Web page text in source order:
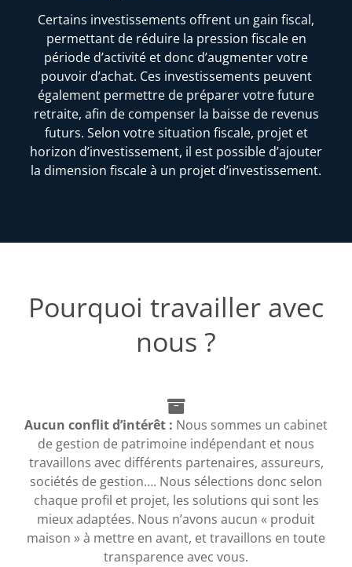
Certains investissements offrent un gain fiscal,
permettant de réduire la pression fiscale en
période d’activité et donc d’augmenter votre
pouvoir d’achat. Ces investissements peuvent
également permettre de préparer votre future
retraite, afin de compenser la baisse de revenus
futurs. Selon votre situation fiscale, projet et
horizon d’investissement, il est possible d’ajouter
la dimension fiscale à un projet d’investissement.
Pourquoi travailler avec
nous ?
Aucun conflit d’intérêt : Nous sommes un cabinet
de gestion de patrimoine indépendant et nous
travaillons avec différents partenaires, assureurs,
sociétés de gestion…. Nous sélections donc selon
chaque profil et projet, les solutions qui sont les
mieux adaptées. Nous n’avons aucun « produit
maison » à mettre en avant, et travaillons en toute
transparence avec vous.